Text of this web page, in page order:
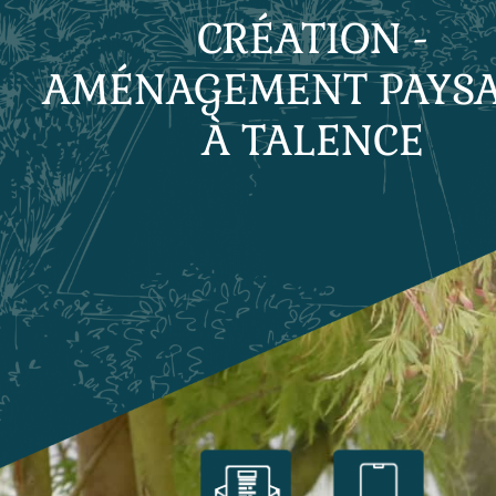
CRÉATION -
AMÉNAGEMENT
À TALENCE